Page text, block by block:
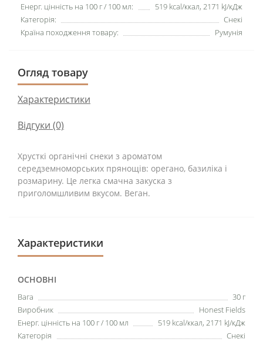
Енерг. цінність на 100 г / 100 мл:
519 kcal/ккал, 2171 kJ/кДж
Категорія:
Снекi
Країна походження товару:
Румунія
Огляд товару
Характеристики
Відгуки (0)
Хрусткі органічні снеки з ароматом
середземноморських прянощів: орегано, базиліка і
розмарину. Це легка смачна закуска з
приголомшливим вкусом. Веган.
Характеристики
ОСНОВНІ
Вага
30 г
Виробник
Honest Fields
Енерг. цінність на 100 г / 100 мл
519 kcal/ккал, 2171 kJ/кДж
Категорія
Снекi